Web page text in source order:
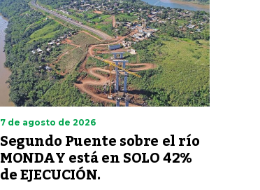
7 de agosto de 2026
Segundo Puente sobre el río
MONDAY está en SOLO 42%
de EJECUCIÓN.